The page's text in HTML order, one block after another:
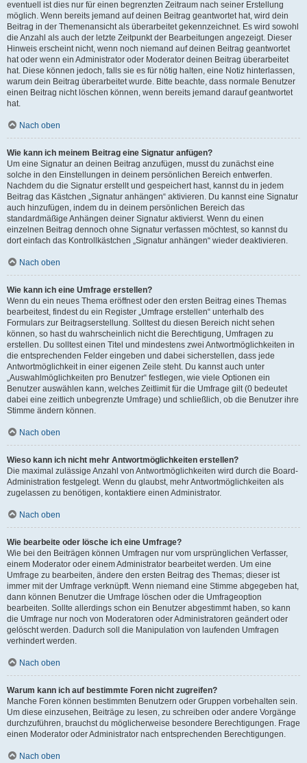
eventuell ist dies nur für einen begrenzten Zeitraum nach seiner Erstellung
möglich. Wenn bereits jemand auf deinen Beitrag geantwortet hat, wird dein
Beitrag in der Themenansicht als überarbeitet gekennzeichnet. Es wird sowohl
die Anzahl als auch der letzte Zeitpunkt der Bearbeitungen angezeigt. Dieser
Hinweis erscheint nicht, wenn noch niemand auf deinen Beitrag geantwortet
hat oder wenn ein Administrator oder Moderator deinen Beitrag überarbeitet
hat. Diese können jedoch, falls sie es für nötig halten, eine Notiz hinterlassen,
warum dein Beitrag überarbeitet wurde. Bitte beachte, dass normale Benutzer
einen Beitrag nicht löschen können, wenn bereits jemand darauf geantwortet
hat.
Nach oben
Wie kann ich meinem Beitrag eine Signatur anfügen?
Um eine Signatur an deinen Beitrag anzufügen, musst du zunächst eine
solche in den Einstellungen in deinem persönlichen Bereich entwerfen.
Nachdem du die Signatur erstellt und gespeichert hast, kannst du in jedem
Beitrag das Kästchen „Signatur anhängen“ aktivieren. Du kannst eine Signatur
auch hinzufügen, indem du in deinem persönlichen Bereich das
standardmäßige Anhängen deiner Signatur aktivierst. Wenn du einen
einzelnen Beitrag dennoch ohne Signatur verfassen möchtest, so kannst du
dort einfach das Kontrollkästchen „Signatur anhängen“ wieder deaktivieren.
Nach oben
Wie kann ich eine Umfrage erstellen?
Wenn du ein neues Thema eröffnest oder den ersten Beitrag eines Themas
bearbeitest, findest du ein Register „Umfrage erstellen“ unterhalb des
Formulars zur Beitragserstellung. Solltest du diesen Bereich nicht sehen
können, so hast du wahrscheinlich nicht die Berechtigung, Umfragen zu
erstellen. Du solltest einen Titel und mindestens zwei Antwortmöglichkeiten in
die entsprechenden Felder eingeben und dabei sicherstellen, dass jede
Antwortmöglichkeit in einer eigenen Zeile steht. Du kannst auch unter
„Auswahlmöglichkeiten pro Benutzer“ festlegen, wie viele Optionen ein
Benutzer auswählen kann, welches Zeitlimit für die Umfrage gilt (0 bedeutet
dabei eine zeitlich unbegrenzte Umfrage) und schließlich, ob die Benutzer ihre
Stimme ändern können.
Nach oben
Wieso kann ich nicht mehr Antwortmöglichkeiten erstellen?
Die maximal zulässige Anzahl von Antwortmöglichkeiten wird durch die Board-
Administration festgelegt. Wenn du glaubst, mehr Antwortmöglichkeiten als
zugelassen zu benötigen, kontaktiere einen Administrator.
Nach oben
Wie bearbeite oder lösche ich eine Umfrage?
Wie bei den Beiträgen können Umfragen nur vom ursprünglichen Verfasser,
einem Moderator oder einem Administrator bearbeitet werden. Um eine
Umfrage zu bearbeiten, ändere den ersten Beitrag des Themas; dieser ist
immer mit der Umfrage verknüpft. Wenn niemand eine Stimme abgegeben hat,
dann können Benutzer die Umfrage löschen oder die Umfrageoption
bearbeiten. Sollte allerdings schon ein Benutzer abgestimmt haben, so kann
die Umfrage nur noch von Moderatoren oder Administratoren geändert oder
gelöscht werden. Dadurch soll die Manipulation von laufenden Umfragen
verhindert werden.
Nach oben
Warum kann ich auf bestimmte Foren nicht zugreifen?
Manche Foren können bestimmten Benutzern oder Gruppen vorbehalten sein.
Um diese einzusehen, Beiträge zu lesen, zu schreiben oder andere Vorgänge
durchzuführen, brauchst du möglicherweise besondere Berechtigungen. Frage
einen Moderator oder Administrator nach entsprechenden Berechtigungen.
Nach oben